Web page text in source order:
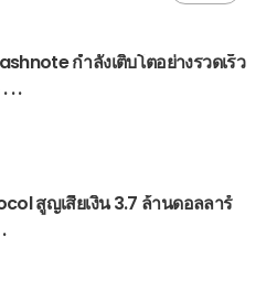
กำลังเติบโตอย่างรวดเร็ว
. .
สูญเสียเงิน 3.7 ล้านดอลลาร์